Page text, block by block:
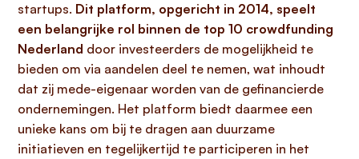
startups. Dit platform, opgericht in 2014, speelt
een belangrijke rol binnen de top 10 crowdfunding
Nederland door investeerders de mogelijkheid te
bieden om via aandelen deel te nemen, wat inhoudt
dat zij mede-eigenaar worden van de gefinancierde
ondernemingen. Het platform biedt daarmee een
unieke kans om bij te dragen aan duurzame
initiatieven en tegelijkertijd te participeren in het